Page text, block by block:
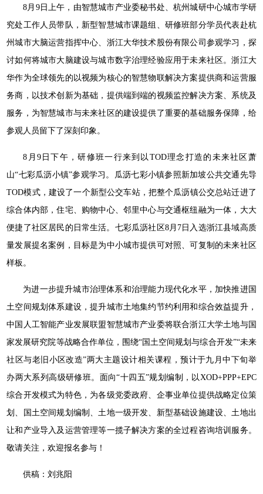
8月9日上午，由智慧城市产业委秘书处、杭州城研中心城市学研
究处工作人员带队，新型智慧城市课题组、研修班部分学员代表赴杭
州城市大脑运营指挥中心、浙江大华技术股份有限公司参观学习，探
讨如何将城市大脑建设与城市数字治理经验应用于未来社区。浙江大
华作为全球领先的以视频为核心的智慧物联解决方案提供商和运营服
务商，以技术创新为基础，提供端到端的视频监控解决方案、系统及
服务，为智慧城市与未来社区的建设提供了重要的基础服务保障，给
参观人员留下了深刻印象。
8月9日下午，研修班一行来到以TOD理念打造的未来社区萧
山“七彩瓜沥小镇”参观学习。瓜沥七彩小镇参照新加坡公共交通先导
TOD模式，建设了一个新型公交车站，把整个瓜沥镇公交总站迁进了
综合体内部，住宅、购物中心、邻里中心与交通枢纽融为一体，大大
便捷了社区居民的日常生活。七彩瓜沥社区8月7日入选浙江县域高质
量发展提名案例，目标是为中小城市提供可对照、可复制的未来社区
样板。
为进一步提升城市治理体系和治理能力现代化水平，加快推进国
土空间规划体系建设，提升城市土地集约节约利用和综合效益提升，
中国人工智能产业发展联盟智慧城市产业委将联合浙江大学土地与国
家发展研究院等战略合作单位，围绕“国土空间规划与综合开发”“未来
社区与老旧小区改造”两大主题设计相关课程，预计于九月中下旬举
办两大系列高级研修班。面向“十四五”规划编制，以XOD+PPP+EPC
综合开发模式为特色，为各级党委政府、企事业单位提供战略定位策
划、国土空间规划编制、土地一级开发、新型基础设施建设、土地出
让和产业导入及运营管理等一揽子解决方案的全过程咨询培训服务。
敬请关注，欢迎报名参与！
供稿：刘兆阳